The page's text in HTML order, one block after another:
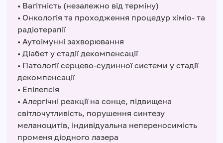
• Вагітність (незалежно від терміну)
• Онкологія та проходження процедур хіміо- та
радіотерапії
• Аутоімунні захворювання
• Діабет у стадії декомпенсації
• Патології серцево-судинної системи у стадії
декомпенсації
• Епілепсія
• Алергічні реакції на сонце, підвищена
світлочутливість, порушення синтезу
меланоцитів, індивідуальна непереносимість
променя діодного лазера